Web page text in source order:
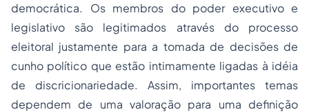
democrática. Os membros do poder executivo e
legislativo são legitimados através do processo
eleitoral justamente para a tomada de decisões de
cunho político que estão intimamente ligadas à idéia
de discricionariedade. Assim, importantes temas
dependem de uma valoração para uma definição